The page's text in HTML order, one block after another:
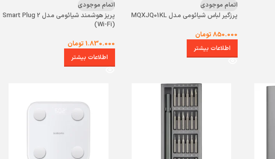
اتمام موجودی
پرزگیر لباس شیائومی مدل MQXJQ01KL
850.000تومان
اطلاعات بیشتر
اتمام موجودی
پریز هوشمند شیائومی مدل Smart Plug 2
(Wi-Fi)
1.830.000 تومان
اطلاعات بیشتر